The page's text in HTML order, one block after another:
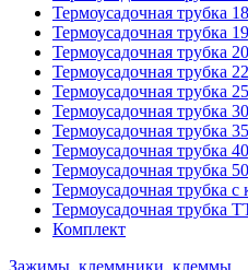
Термоусадочная трубка
Термоусадочная трубка
Термоусадочная трубка
Термоусадочная трубка
Термоусадочная трубка
Термоусадочная трубка
Термоусадочная трубка
Термоусадочная трубка
Термоусадочная трубка
Термоусадочная трубка с
Термоусадочная трубка
Комплект
Зажимы, клеммники, клеммы